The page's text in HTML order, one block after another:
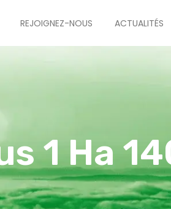
REJOIGNEZ-NOUS ACTUALITÉS
1 Ha